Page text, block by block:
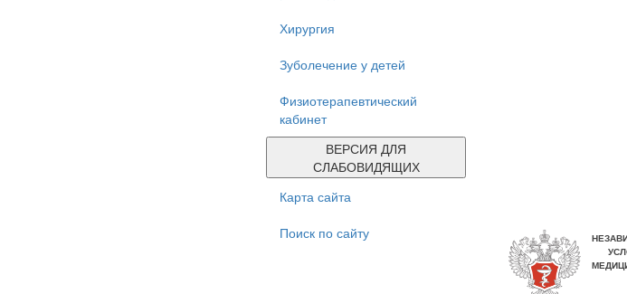
Хирургия
Зуболечение у детей
Физиотерапевтический
кабинет
ВЕРСИЯ ДЛЯ
СЛАБОВИДЯЩИХ
Карта сайта
Поиск по сайту